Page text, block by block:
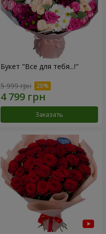
Букет "Все для тебя...!"
5 999 грн
Заказать